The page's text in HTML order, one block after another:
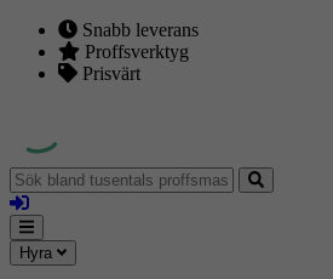
Snabb leverans
Proffsverktyg
Prisvärt
Sök
bland
tusentals
proffsmaskiner
Logga
in
Mina
sidor
Meny
Hyra